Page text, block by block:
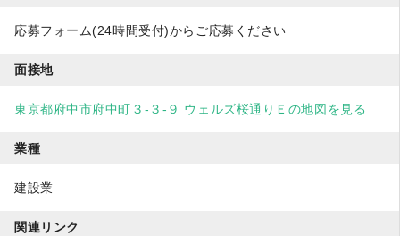
応募フォーム(24時間受付)からご応募ください
面接地
東京都府中市府中町３-３-９ ウェルズ桜通りＥの地図を見る
業種
建設業
関連リンク